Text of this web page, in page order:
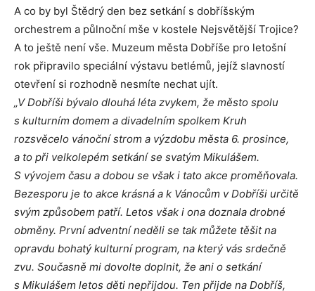
A co by byl Štědrý den bez setkání s dobříšským
orchestrem a půlnoční mše v kostele Nejsvětější Trojice?
A to ještě není vše. Muzeum města Dobříše pro letošní
rok připravilo speciální výstavu betlémů, jejíž slavností
otevření si rozhodně nesmíte nechat ujít.
„V Dobříši bývalo dlouhá léta zvykem, že město spolu
s kulturním domem a divadelním spolkem Kruh
rozsvěcelo vánoční strom a výzdobu města 6. prosince,
a to při velkolepém setkání se svatým Mikulášem.
S vývojem času a dobou se však i tato akce proměňovala.
Bezesporu je to akce krásná a k Vánocům v Dobříši určitě
svým způsobem patří. Letos však i ona doznala drobné
obměny. První adventní neděli se tak můžete těšit na
opravdu bohatý kulturní program, na který vás srdečně
zvu. Současně mi dovolte doplnit, že ani o setkání
s Mikulášem letos děti nepřijdou. Ten přijde na Dobříš,